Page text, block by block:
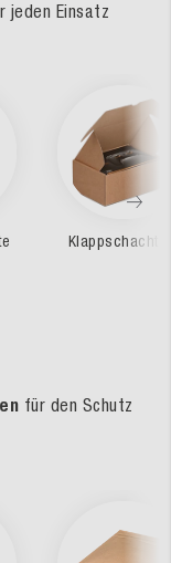
jeden Einsatz
für den Schutz